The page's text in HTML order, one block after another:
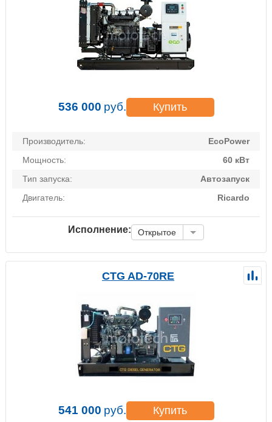
536 000 руб. Купить
Производитель:
EcoPower
Мощность:
60 кВт
Тип запуска:
Автозапуск
Двигатель:
Ricardo
Исполнение: Открытое
CTG AD-70RE
541 000 руб. Купить